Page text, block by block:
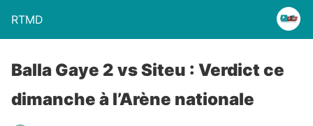
RTMD
Balla Gaye 2 vs Siteu : Verdict ce
dimanche à l’Arène nationale